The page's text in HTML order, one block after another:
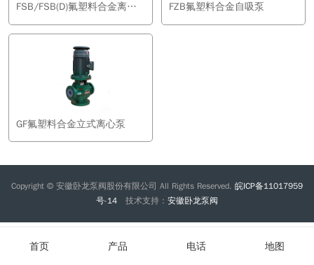
FSB/FSB(D)氟塑料合金离心泵 FZB氟塑料合金自吸泵
GF氟塑料合金立式离心泵
Copyright © 安徽卧龙泵阀股份有限公司 All Rights Reserved. 皖ICP备11017959
号-14
技术支持： 安徽卧龙泵阀
首页 产品 电话 地图